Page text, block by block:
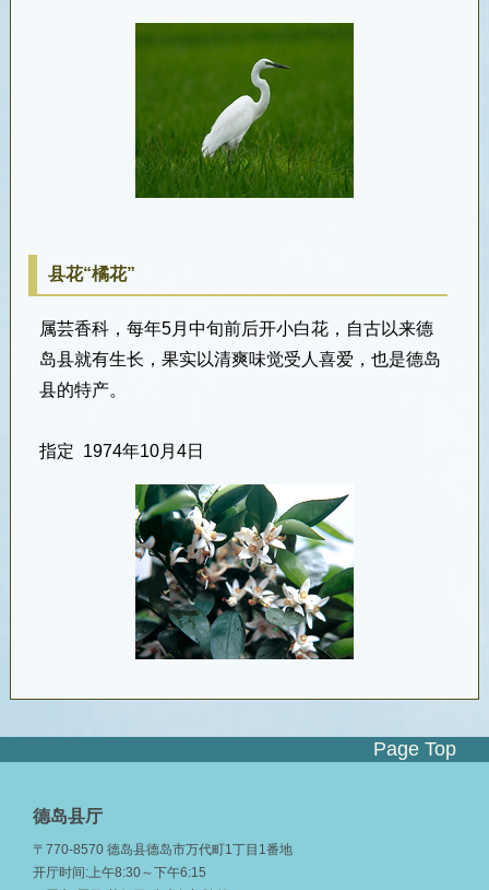
县花“橘花”
属芸香科，每年5月中旬前后开小白花，自古以来德
岛县就有生长，果实以清爽味觉受人喜爱，也是德岛
县的特产。
指定 1974年10月 4日
Page Top
德岛县厅
〒770-8570 德岛县德岛市万代町1丁目1番地
开厅时间:上午8:30～下午6:15